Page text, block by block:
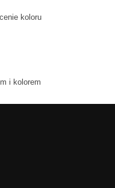
koloru
i kolorem